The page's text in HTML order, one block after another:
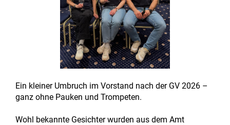
Ein kleiner Umbruch im Vorstand nach der GV 2026 –
ganz ohne Pauken und Trompeten.
Wohl bekannte Gesichter wurden aus dem Amt